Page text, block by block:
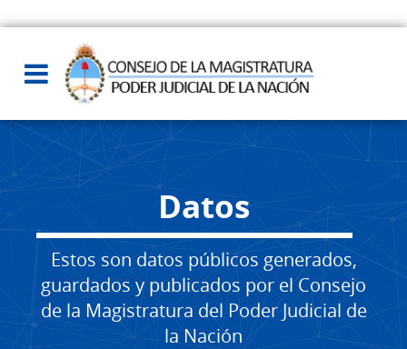
Datos
Estos son datos públicos generados,
guardados y publicados por el Consejo
de la Magistratura del Poder Judicial de
la Nación